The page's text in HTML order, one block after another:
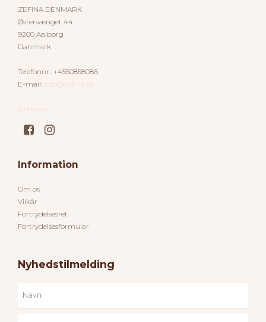
ZEFINA DENMARK
Østervænget 44
9200 Aalborg
Danmark
Telefonnr.: +4550858086
E-mail: Info@zefina.dk
Sitemap
Information
Om os
Vilkår
Fortrydelsesret
Fortrydelsesformular
Nyhedstilmelding